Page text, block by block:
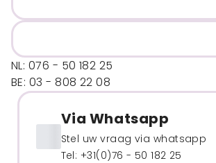
NL: 076 - 50 182 25
BE: 03 - 808 22 08
Via Whatsapp
Stel uw vraag via whatsapp
Tel: +31(0)76 - 50 182 25